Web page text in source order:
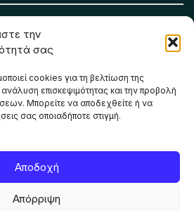
την
σας
cookies για τη βελτίωση της
ανάλυση επισκεψιμότητας και την προβολή
Μπορείτε να αποδεχθείτε ή να
σας οποιαδήποτε στιγμή.
Αποδοχή
Απόρριψη
cookies για τη σωστή
την ανάλυση επισκεψιμότητας
περιεχομένου. Πατώντας